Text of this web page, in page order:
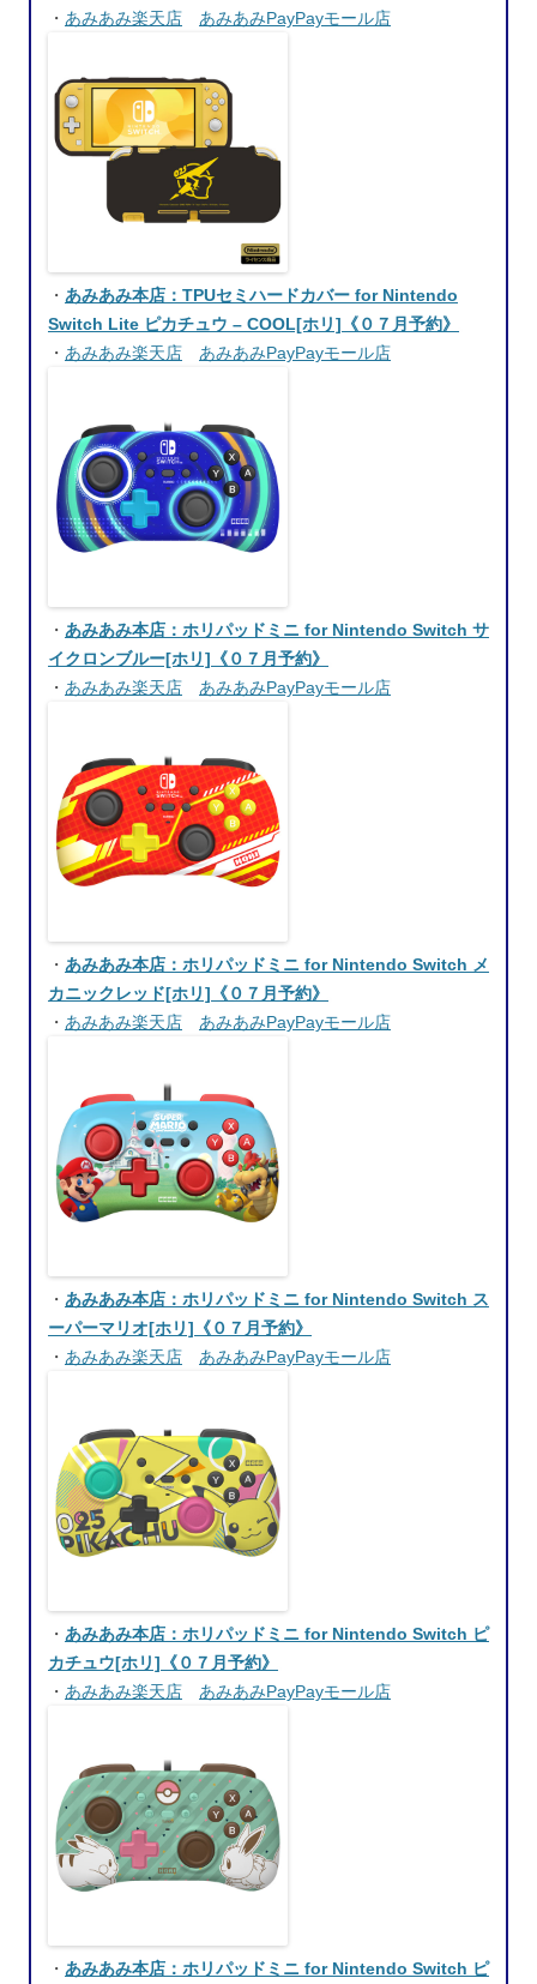
・ あみあみ楽天店 あみあみPayPayモール店
・ あみあみ本店：TPUセミハードカバー for Nintendo
Switch Lite ピカチュウ – COOL[ホリ]《０７月予約》
・ あみあみ楽天店 あみあみPayPayモール店
・ あみあみ本店：ホリパッドミニ for Nintendo Switch サ
イクロンブルー[ホリ]《０７月予約》
・ あみあみ楽天店 あみあみPayPayモール店
・ あみあみ本店：ホリパッドミニ for Nintendo Switch メ
カニックレッド[ホリ]《０７月予約》
・ あみあみ楽天店 あみあみPayPayモール店
・ あみあみ本店：ホリパッドミニ for Nintendo Switch ス
ーパーマリオ[ホリ]《０７月予約》
・ あみあみ楽天店 あみあみPayPayモール店
・ あみあみ本店：ホリパッドミニ for Nintendo Switch ピ
カチュウ[ホリ]《０７月予約》
・ あみあみ楽天店 あみあみPayPayモール店
・ あみあみ本店：ホリパッドミニ for Nintendo Switch ピ